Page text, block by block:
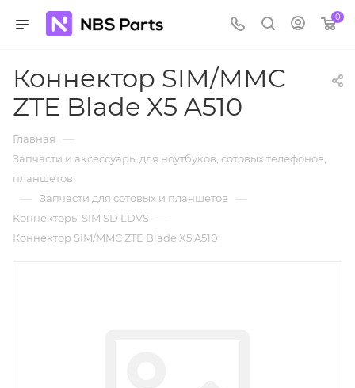
0
Коннектор SIM/MMC
ZTE Blade X5 A510
Главная —
Запчасти и аксессуары для ноутбуков, сотовых телефонов,
планшетов.
— Запчасти для сотовых и планшетов —
Коннекторы SIM SD LDVS —
Коннектор SIM/MMC ZTE Blade X5 A510